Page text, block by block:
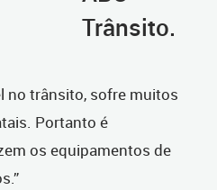
Trânsito.
no trânsito, sofre muitos
Portanto é
os equipamentos de